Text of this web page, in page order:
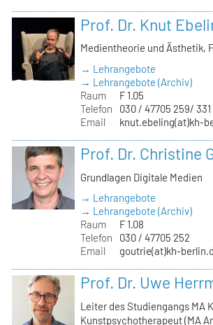
Prof. Dr. Knut
Medientheorie und Ästhetik,
→ Lehrangebote
→ Lehrangebote (Archiv)
Raum
F 1.05
Telefon
030 / 47705 259/ 331
Email
knut.ebeling(at)kh-
Prof. Dr. Christine
Grundlagen Digitale Medien
→ Lehrangebote
→ Lehrangebote (Archiv)
Raum
F 1.08
Telefon
030 / 47705 252
Email
goutrie(at)kh-
Prof. Dr. Uwe
Leiter des Studiengangs MA
Kunstpsychotherapeut (MA